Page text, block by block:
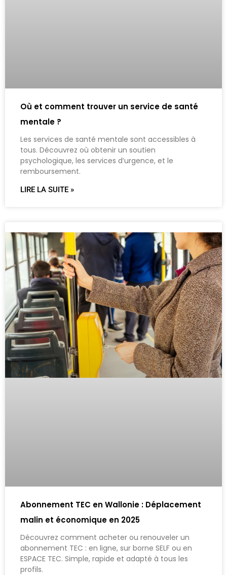
Où et comment trouver un service de santé
mentale ?
Les services de santé mentale sont accessibles à
tous. Découvrez où obtenir un soutien
psychologique, les services d’urgence, et le
remboursement.
LIRE LA SUITE »
Abonnement TEC en Wallonie : Déplacement
malin et économique en 2025
Découvrez comment acheter ou renouveler un
abonnement TEC : en ligne, sur borne SELF ou en
ESPACE TEC. Simple, rapide et adapté à tous les
profils.